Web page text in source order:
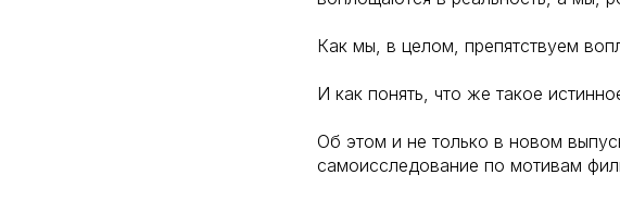
Как мы, в целом, препятствуем
И как понять, что же такое
Об этом и не только в новом
самоисследование по мотивам